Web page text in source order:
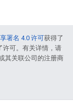
署名 4.0 许可获得了
许可。有关详情，请
其关联公司的注册商